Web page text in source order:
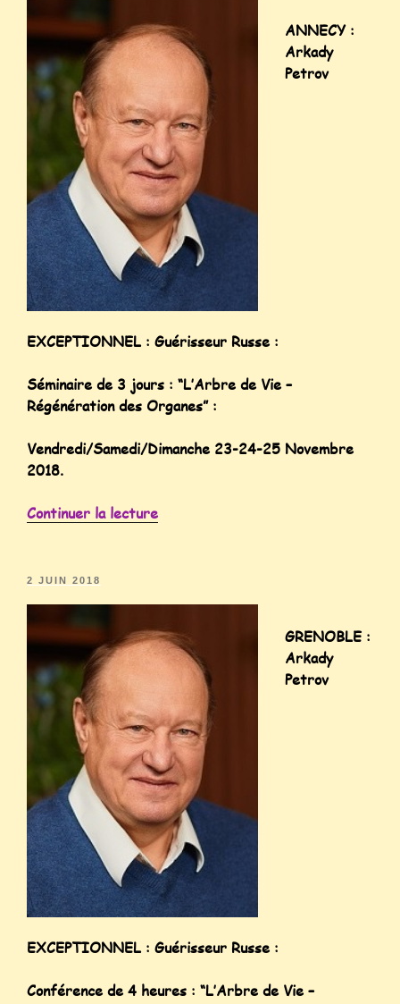
ANNECY :
Arkady
Petrov
EXCEPTIONNEL : Guérisseur Russe :
Séminaire de 3 jours : “L’Arbre de Vie –
Régénération des Organes” :
Vendredi/Samedi/Dimanche 23-24-25 Novembre
2018.
Continuer la lecture
2 JUIN 2018
GRENOBLE :
Arkady
Petrov
EXCEPTIONNEL : Guérisseur Russe :
Conférence de 4 heures : “L’Arbre de Vie –